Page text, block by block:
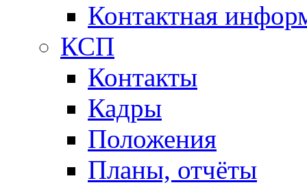
Контактная
КСП
Контакты
Кадры
Положения
Планы, отчёты